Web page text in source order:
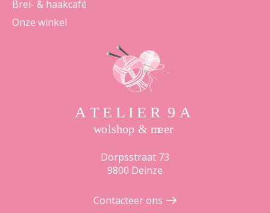
Brei- & haakcafé
Onze winkel
Dorpsstraat 73
9800 Deinze
Contacteer ons